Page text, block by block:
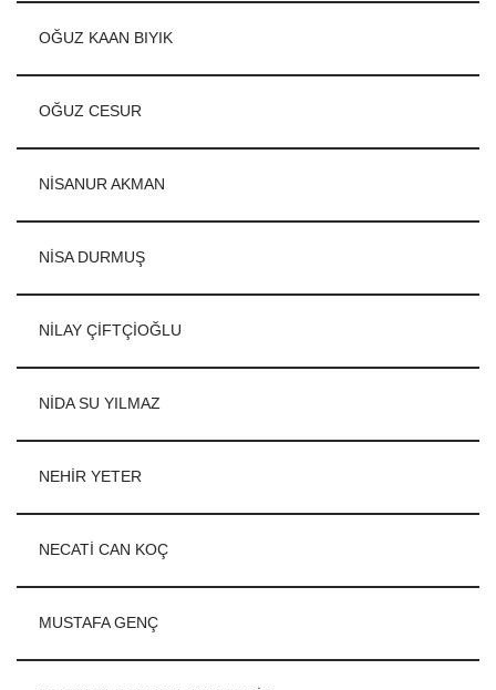
OĞUZ KAAN BIYIK
OĞUZ CESUR
NİSANUR AKMAN
NİSA DURMUŞ
NİLAY ÇİFTÇİOĞLU
NİDA SU YILMAZ
NEHİR YETER
NECATİ CAN KOÇ
MUSTAFA GENÇ